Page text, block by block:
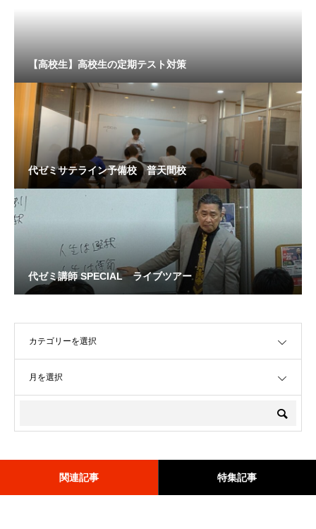
【高校生】高校生の定期テスト対策
代ゼミサテライン予備校 普天間校
代ゼミ講師 SPECIAL ライブツアー
関連記事 特集記事